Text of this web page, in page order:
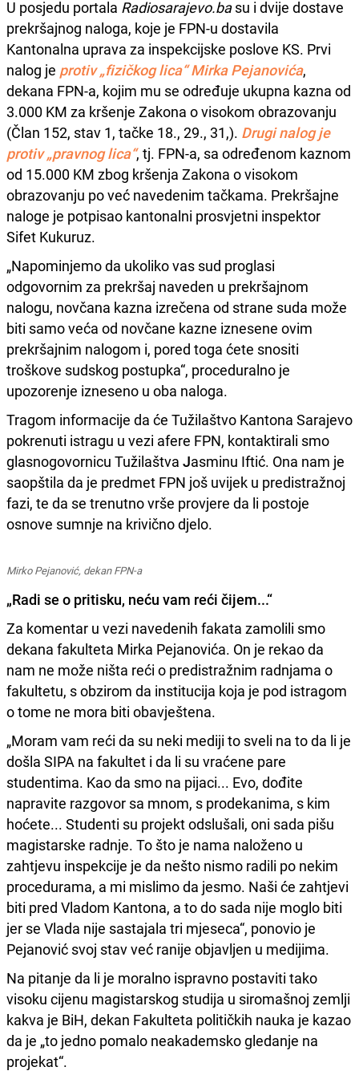
U posjedu portala Radiosarajevo.basu i dvije dostave
prekršajnog naloga, koje je FPN-u dostavila
Kantonalna uprava za inspekcijske poslove KS. Prvi
nalog je protiv „fizičkog lica“ Mirka Pejanovića,
dekana FPN-a, kojim mu se određuje ukupna kazna od
3.000 KM za kršenje Zakona o visokom obrazovanju
(Član 152, stav 1, tačke 18., 29., 31,). Drugi nalog je
protiv „pravnog lica“, tj. FPN-a, sa određenom kaznom
od 15.000 KM zbog kršenja Zakona o visokom
obrazovanju po već navedenim tačkama. Prekršajne
naloge je potpisao kantonalni prosvjetni inspektor
Sifet Kukuruz.
„Napominjemo da ukoliko vas sud proglasi
odgovornim za prekršaj naveden u prekršajnom
nalogu, novčana kazna izrečena od strane suda može
biti samo veća od novčane kazne iznesene ovim
prekršajnim nalogom i, pored toga ćete snositi
troškove sudskog postupka“, proceduralno je
upozorenje izneseno u oba naloga.
Tragom informacije da će Tužilaštvo Kantona Sarajevo
pokrenuti istragu u vezi afere FPN, kontaktirali smo
glasnogovornicu Tužilaštva Jasminu Iftić. Ona nam je
saopštila da je predmet FPN još uvijek u predistražnoj
fazi, te da se trenutno vrše provjere da li postoje
osnove sumnje na krivično djelo.
Mirko Pejanović, dekan FPN-a
„Radi se o pritisku, neću vam reći čijem...“
Za komentar u vezi navedenih fakata zamolili smo
dekana fakulteta Mirka Pejanovića. On je rekao da
nam ne može ništa reći o predistražnim radnjama o
fakultetu, s obzirom da institucija koja je pod istragom
o tome ne mora biti obavještena.
„Moram vam reći da su neki mediji to sveli na to da li je
došla SIPA na fakultet i da li su vraćene pare
studentima. Kao da smo na pijaci... Evo, dođite
napravite razgovor sa mnom, s prodekanima, s kim
hoćete... Studenti su projekt odslušali, oni sada pišu
magistarske radnje. To što je nama naloženo u
zahtjevu inspekcije je da nešto nismo radili po nekim
procedurama, a mi mislimo da jesmo. Naši će zahtjevi
biti pred Vladom Kantona, a to do sada nije moglo biti
jer se Vlada nije sastajala tri mjeseca“, ponovio je
Pejanović svoj stav već ranije objavljen u medijima.
Na pitanje da li je moralno ispravno postaviti tako
visoku cijenu magistarskog studija u siromašnoj zemlji
kakva je BiH, dekan Fakulteta političkih nauka je kazao
da je „to jedno pomalo neakademsko gledanje na
projekat“.